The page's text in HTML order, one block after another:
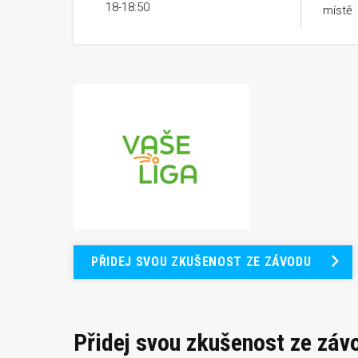
18-18:50 místě
PŘIDEJ SVOU ZKUŠENOST ZE ZÁVODU
Přidej svou zkušenost ze